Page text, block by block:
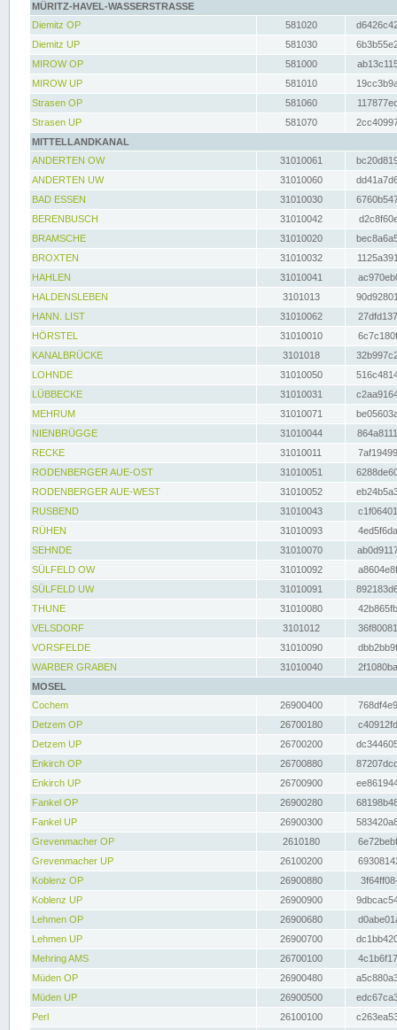
MÜRITZ-HAVEL-WASSERSTRASSE
Diemitz OP
581020
Diemitz UP
581030
MIROW OP
581000
MIROW UP
581010
Strasen OP
581060
Strasen UP
581070
MITTELLANDKANAL
ANDERTEN OW
31010061
ANDERTEN UW
31010060
BAD ESSEN
31010030
BERENBUSCH
31010042
BRAMSCHE
31010020
BROXTEN
31010032
HAHLEN
31010041
HALDENSLEBEN
3101013
HANN. LIST
31010062
HÖRSTEL
31010010
KANALBRÜCKE
3101018
LOHNDE
31010050
LÜBBECKE
31010031
MEHRUM
31010071
NIENBRÜGGE
31010044
RECKE
31010011
RODENBERGER AUE-OST
31010051
RODENBERGER AUE-WEST
31010052
RUSBEND
31010043
RÜHEN
31010093
SEHNDE
31010070
SÜLFELD OW
31010092
SÜLFELD UW
31010091
THUNE
31010080
VELSDORF
3101012
VORSFELDE
31010090
WARBER GRABEN
31010040
MOSEL
Cochem
26900400
Detzem OP
26700180
Detzem UP
26700200
Enkirch OP
26700880
Enkirch UP
26700900
Fankel OP
26900280
Fankel UP
26900300
Grevenmacher OP
2610180
Grevenmacher UP
26100200
Koblenz OP
26900880
Koblenz UP
26900900
Lehmen OP
26900680
Lehmen UP
26900700
Mehring AMS
26700100
Müden OP
26900480
Müden UP
26900500
Perl
26100100